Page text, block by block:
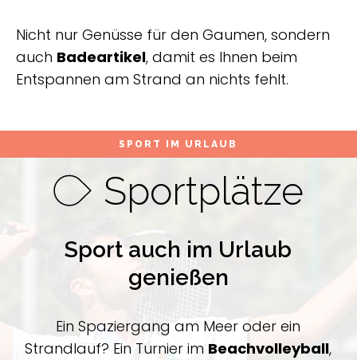
Nicht nur Genüsse für den Gaumen, sondern
auch Badeartikel, damit es Ihnen beim
Entspannen am Strand an nichts fehlt.
SPORT IM URLAUB
Sportplätze
Sport auch im Urlaub
genießen
Ein Spaziergang am Meer oder ein
Strandlauf? Ein Turnier im Beachvolleyball,